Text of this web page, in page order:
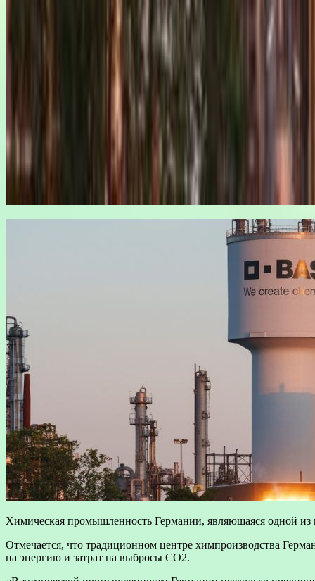
Химическая промышленность Германии, являющаяся одной из
Отмечается, что традиционном центре химпроизводства
на энергию и затрат на выбросы СО2.